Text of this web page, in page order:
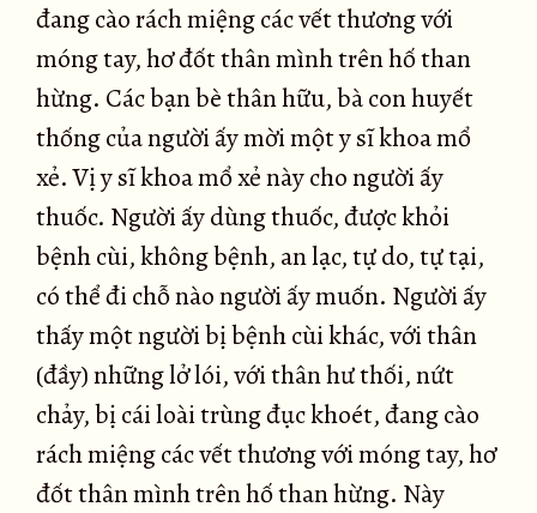
đang cào rách miệng các vết thương với
móng tay, hơ đốt thân mình trên hố than
hừng. Các bạn bè thân hữu, bà con huyết
thống của người ấy mời một y sĩ khoa mổ
xẻ. Vị y sĩ khoa mổ xẻ này cho người ấy
thuốc. Người ấy dùng thuốc, được khỏi
bệnh cùi, không bệnh, an lạc, tự do, tự tại,
có thể đi chỗ nào người ấy muốn. Người ấy
thấy một người bị bệnh cùi khác, với thân
(đầy) những lở lói, với thân hư thối, nứt
chảy, bị cái loài trùng đục khoét, đang cào
rách miệng các vết thương với móng tay, hơ
đốt thân mình trên hố than hừng. Này